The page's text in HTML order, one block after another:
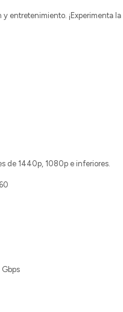
entretenimiento. ¡Experimenta
de 1440p, 1080p e inferiores.